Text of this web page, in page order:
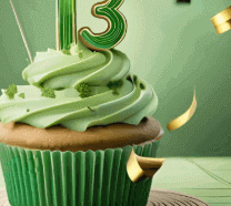
Suscríbete a